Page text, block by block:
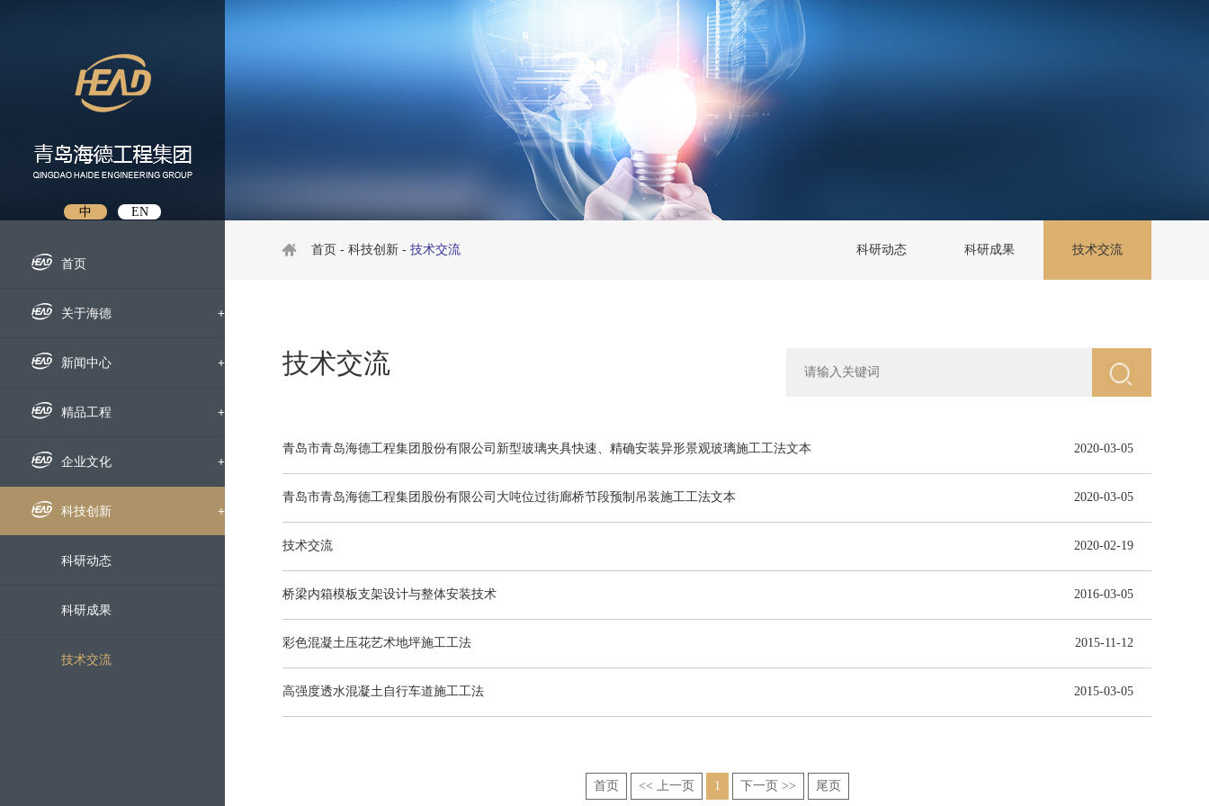
中 EN
首页
关于海德 +
企业概况
组织机构
下属公司
发展历程
荣誉资质
企业宣传片
新闻中心 +
企业新闻
通知公告
招标信息
媒体聚焦
精品工程 +
国内工程
海外工程
企业文化 +
企业文化
员工风采
文明创建
党群工作
科技创新 +
科研动态
科研成果
技术交流
首页 - 科技创新 - 技术交流 科研动态 科研成果 技术交流
技术交流
青岛市青岛海德工程集团股份有限公司新型玻璃夹具快速、精确安装异形景观玻璃施工工法文本 2020-03-05
青岛市青岛海德工程集团股份有限公司大吨位过街廊桥节段预制吊装施工工法文本 2020-03-05
技术交流 2020-02-19
桥梁内箱模板支架设计与整体安装技术 2016-03-05
彩色混凝土压花艺术地坪施工工法 2015-11-12
高强度透水混凝土自行车道施工工法 2015-03-05
首页 << 上一页 1 下一页 >> 尾页